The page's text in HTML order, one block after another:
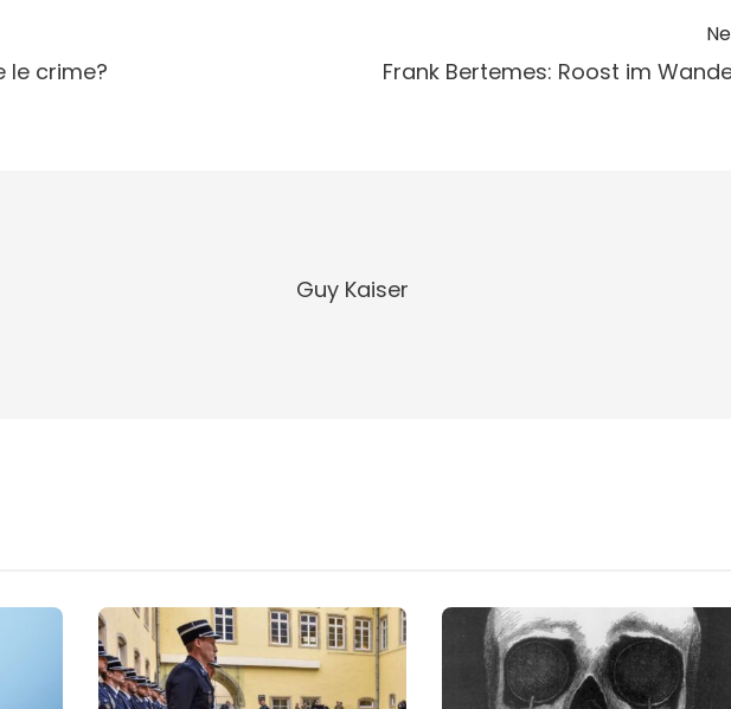
le crime? Frank Bertemes: Roost im
Guy Kaiser